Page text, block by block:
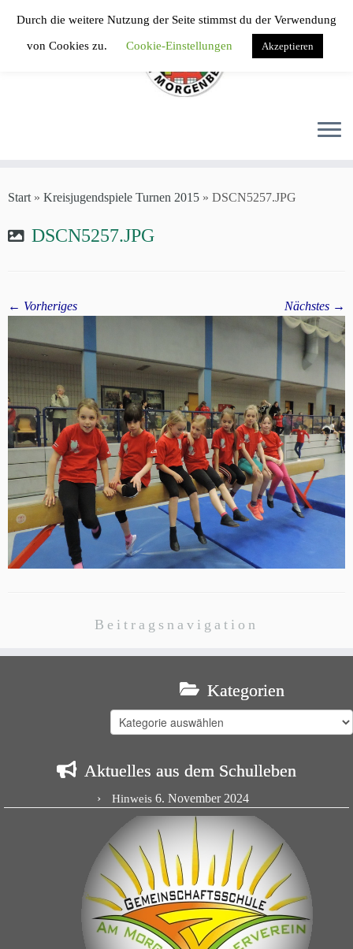
springen
Start » Kreisjugendspiele Turnen 2015 » DSCN5257.JPG
DSCN5257.JPG
← Vorheriges Nächstes →
Beitragsnavigation
Kategorien
Kategorien
Aktuelles aus dem Schulleben
Hinweis 6. November 2024
Durch die weitere Nutzung der Seite stimmst du der Verwendung
von Cookies zu. Cookie-Einstellungen Akzeptieren